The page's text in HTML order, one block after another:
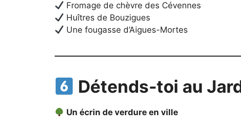
Fromage de chèvre des Cévennes
Huîtres de Bouzigues
Une fougasse d’Aigues-Mortes
Détends-toi au
Un écrin de verdure en ville